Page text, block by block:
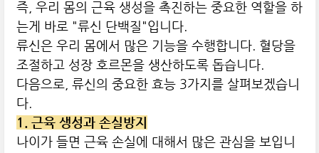
즉, 우리 몸의 근육 생성을 촉진하는 중요한 역할을 하
는게 바로 "류신 단백질"입니다.
류신은 우리 몸에서 많은 기능을 수행합니다. 혈당을
조절하고 성장 호르몬을 생산하도록 돕습니다.
다음으로, 류신의 중요한 효능 3가지를 살펴보겠습니
다.
1. 근육 생성과 손실방지
나이가 들면 근육 손실에 대해서 많은 관심을 보입니